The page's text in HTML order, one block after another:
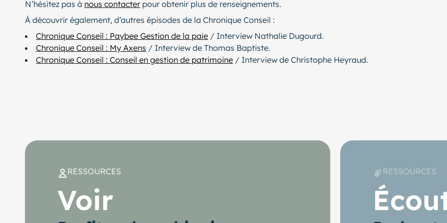
N’hésitez pas à nous contacter pour obtenir plus de renseignements.
À découvrir également, d’autres épisodes de la Chronique Conseil :
Chronique Conseil : Paybee Gestion de la paie / Interview Nathalie Dugourd.
Chronique Conseil : My Axens / Interview de Thomas Baptiste.
Chronique Conseil : Conseil en gestion de patrimoine / Interview de Christophe Heyraud.
RESSOURCES
Voir
RESSOURCES